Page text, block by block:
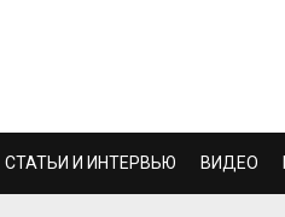
СТАТЬИ И ИНТЕРВЬЮ ВИДЕО